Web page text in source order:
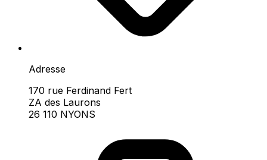
Adresse
170 rue Ferdinand Fert
ZA des Laurons
26 110 NYONS